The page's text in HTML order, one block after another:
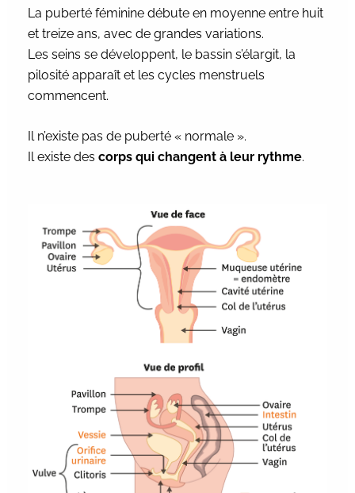
La puberté féminine débute en moyenne entre huit
et treize ans, avec de grandes variations.
Les seins se développent, le bassin s’élargit, la
pilosité apparaît et les cycles menstruels
commencent.
Il n’existe pas de puberté « normale ».
Il existe des corps qui changent à leur rythme.